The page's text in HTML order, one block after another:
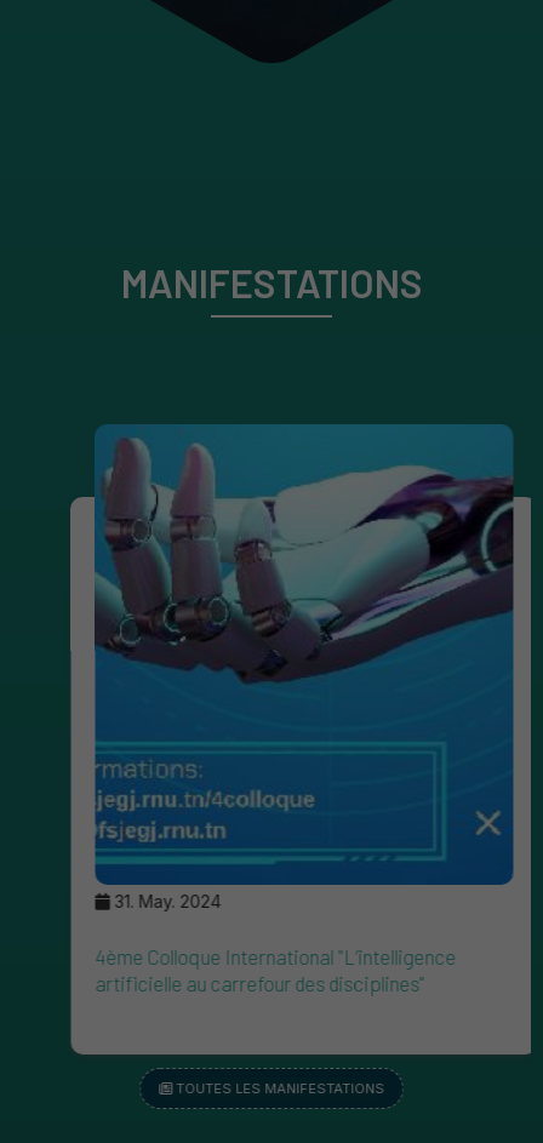
MANIFESTATIONS
31. May. 2024
4ème Colloque International "L’intelligence
artificielle au carrefour des disciplines"
TOUTES LES MANIFESTATIONS